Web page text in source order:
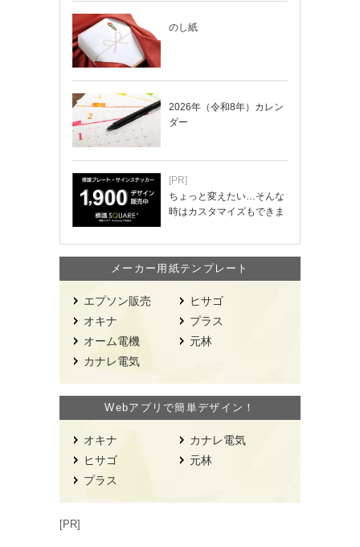
のし紙
2026年（令和8年）カレン
ダー
[PR]
ちょっと変えたい…そんな
時はカスタマイズもできま
メーカー用紙テンプレート
エプソン販売
オキナ
オーム電機
カナレ電気
ヒサゴ
プラス
元林
Webアプリで簡単デザイン！
オキナ
ヒサゴ
プラス
カナレ電気
元林
[PR]